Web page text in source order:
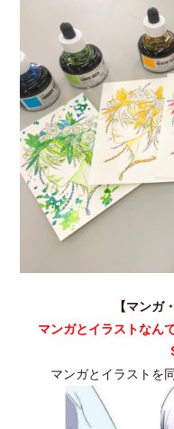
【マンガ
マンガとイラストなん
マンガとイラストを